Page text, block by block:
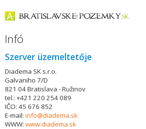
Infó
Szerver üzemeltetője
Diadema SK s.r.o.
Galvaniho 7/D
821 04 Bratislava - Ružinov
tel.: +421 220 254 089
IČO: 45 676 852
E-mail: info@diadema.sk
WWW: www.diadema.sk